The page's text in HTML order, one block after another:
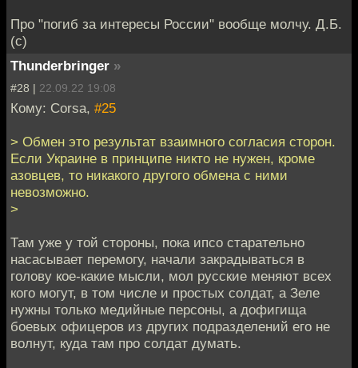
Про "погиб за интересы России" вообще молчу. Д.Б.
(с)
Thunderbringer »
#28 | 22.09.22 19:08
Кому: Corsa, #25
> Обмен это результат взаимного согласия сторон.
Если Украине в принципе никто не нужен, кроме
азовцев, то никакого другого обмена с ними
невозможно.
>
Там уже у той стороны, пока ипсо старательно
насасывает перемогу, начали закрадываться в
голову кое-какие мысли, мол русские меняют всех
кого могут, в том числе и простых солдат, а Зеле
нужны только медийные персоны, а дофигища
боевых офицеров из других подразделений его не
волнут, куда там про солдат думать.